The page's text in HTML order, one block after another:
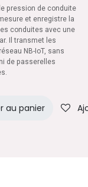
pression de conduite
et enregistre la
conduites avec une
Il transmet les
NB-IoT, sans
de passerelles
au panier